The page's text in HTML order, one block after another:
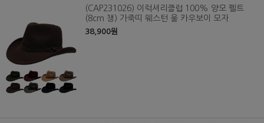
(CAP231026) 이럭셔리클럽 100% 양모 펠트
(8cm 챙) 가죽띠 웨스턴 울 카우보이 모자
38,900원